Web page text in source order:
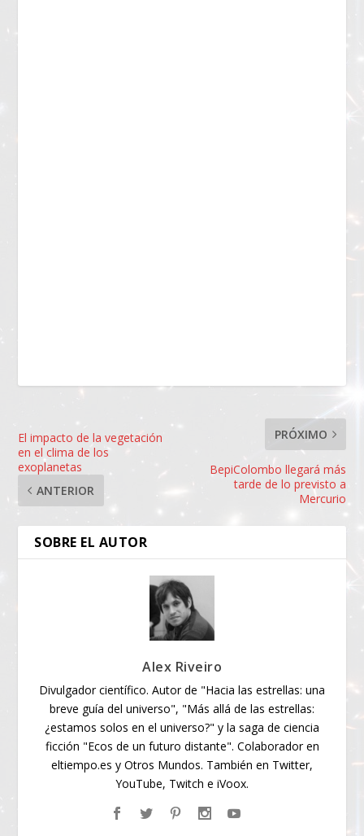
El impacto de la vegetación
en el clima de los
exoplanetas
ANTERIOR
PRÓXIMO
BepiColombo llegará más
tarde de lo previsto a
Mercurio
SOBRE EL AUTOR
Alex Riveiro
Divulgador científico. Autor de "Hacia las estrellas: una
breve guía del universo", "Más allá de las estrellas:
¿estamos solos en el universo?" y la saga de ciencia
ficción "Ecos de un futuro distante". Colaborador en
eltiempo.es y Otros Mundos. También en Twitter,
YouTube, Twitch e iVoox.